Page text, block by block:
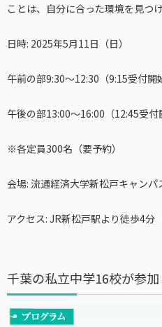
ことは、自分に合った環境を見つ
日時: 2025年5月11日（日）
午前の部9:30～12:30（9:15受付開
午後の部13:00～16:00（12:45受付
※各定員300名（要予約）
会場: 流通経済大学新松戸キャンパ
アクセス: JR新松戸駅より徒歩4分
千葉の私立中学16校が参加